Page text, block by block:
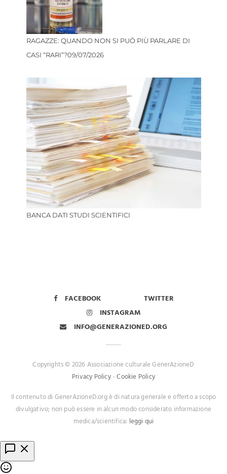
RAGAZZE: QUANDO NON SI PUÒ PIÙ PARLARE DI
CASI “RARI”?09/07/2026
BANCA DATI STUDI SCIENTIFICI
FACEBOOK
TWITTER
INSTAGRAM
INFO@GENERAZIONED.ORG
Copyrights © 2026 Associazione culturale GenerAzioneD
Privacy Policy-Cookie Policy
Il contenuto di GenerAzioneD.org è di natura generale e offerto a scopo
divulgativo; non può essere in alcun modo considerato informazione
medica/scientifica: leggi qui